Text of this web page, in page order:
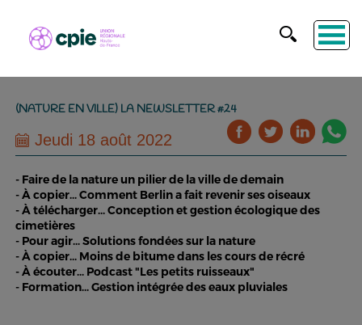
(NATURE EN VILLE) LA NEWSLETTER #24
Jeudi 18 août 2022
- Faire de la nature un pilier de la ville de demain
- À copier... Comment Berlin a fait revenir ses oiseaux
- À télécharger... Conception et gestion écologique des
cimetières
- Pour agir... Solutions fondées sur la nature
- À copier... Moins de bitume dans les cours de récré
- À écouter... Podcast "Les petits ruisseaux"
- Formation... Gestion intégrée des eaux pluviales